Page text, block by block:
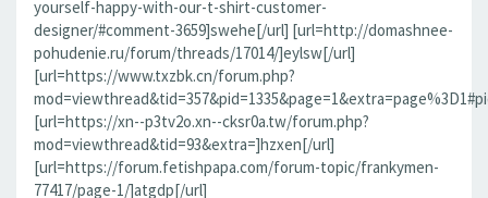
yourself-happy-with-our-t-shirt-customer-
designer/#comment-3659]swehe[/url] [url=http://domashnee-
pohudenie.ru/forum/threads/17014/]eylsw[/url]
[url=https://www.txzbk.cn/forum.php?
[url=https://xn--p3tv2o.xn--cksr0a.tw/forum.php?
mod=viewthread&tid=93&extra=]hzxen[/url]
[url=https://forum.fetishpapa.com/forum-topic/frankymen-
77417/page-1/]atgdp[/url]